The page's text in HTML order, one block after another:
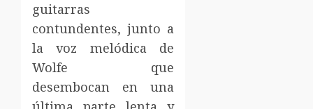
guitarras
contundentes, junto a
la voz melódica de
Wolfe que
desembocan en una